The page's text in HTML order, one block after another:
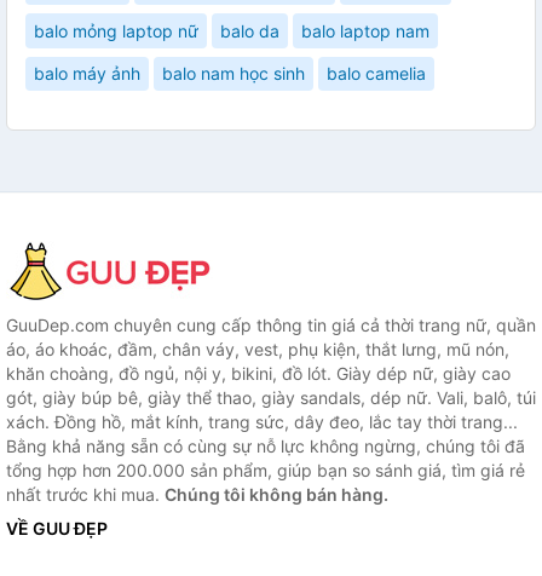
balo mỏng laptop nữ balo da balo laptop nam
balo máy ảnh balo nam học sinh balo camelia
GuuDep.com chuyên cung cấp thông tin giá cả thời trang nữ, quần
áo, áo khoác, đầm, chân váy, vest, phụ kiện, thắt lưng, mũ nón,
khăn choàng, đồ ngủ, nội y, bikini, đồ lót. Giày dép nữ, giày cao
gót, giày búp bê, giày thể thao, giày sandals, dép nữ. Vali, balô, túi
xách. Đồng hồ, mắt kính, trang sức, dây đeo, lắc tay thời trang...
Bằng khả năng sẵn có cùng sự nỗ lực không ngừng, chúng tôi đã
tổng hợp hơn 200.000 sản phẩm, giúp bạn so sánh giá, tìm giá rẻ
nhất trước khi mua. Chúng tôi không bán hàng.
VỀ GUU ĐẸP